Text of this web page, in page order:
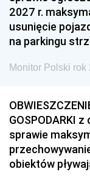
2027 r.
usunięcie
na parkingu
Monitor Polski rok
GOSPODARKI
sprawie
obiektów